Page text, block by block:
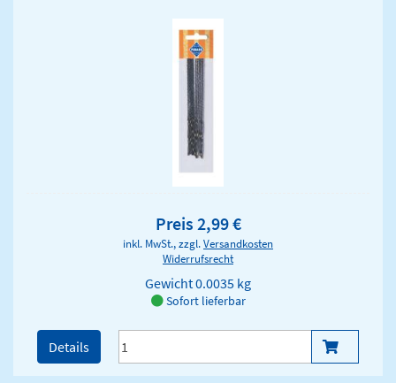
Preis 2,99 €
inkl. MwSt., zzgl.Versandkosten
Widerrufsrecht
Gewicht0.0035 kg
Sofort lieferbar
Details